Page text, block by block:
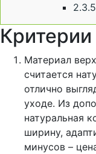
2.3.5
Материал
считается
отлично
уходе. Из
натуральная
ширину,
минусов –